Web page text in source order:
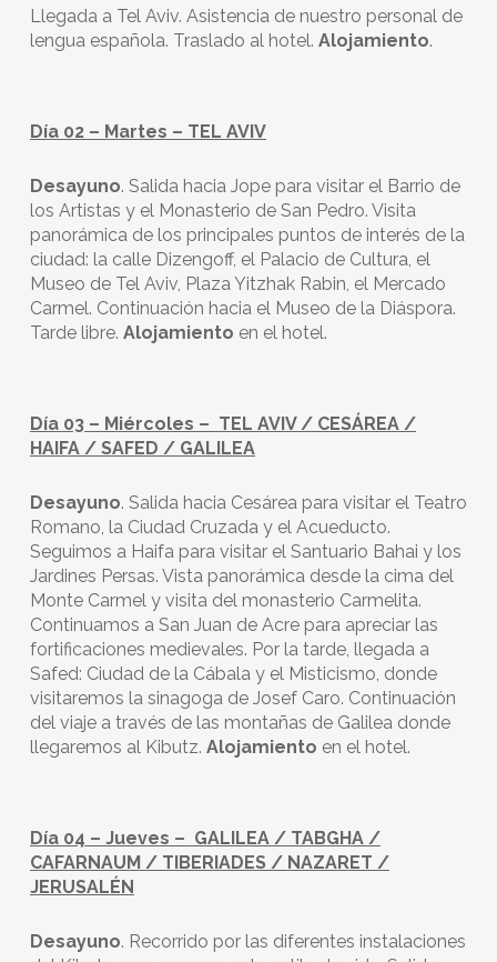
Llegada a Tel Aviv. Asistencia de nuestro personal de
lengua española. Traslado al hotel. Alojamiento.
Día 02 – Martes – TEL AVIV
Desayuno. Salida hacia Jope para visitar el Barrio de
los Artistas y el Monasterio de San Pedro. Visita
panorámica de los principales puntos de interés de la
ciudad: la calle Dizengoff, el Palacio de Cultura, el
Museo de Tel Aviv, Plaza Yitzhak Rabin, el Mercado
Carmel. Continuación hacia el Museo de la Diáspora.
Tarde libre. Alojamiento en el hotel.
Día 03 – Miércoles – TEL AVIV / CESÁREA /
HAIFA / SAFED / GALILEA
Desayuno. Salida hacia Cesárea para visitar el Teatro
Romano, la Ciudad Cruzada y el Acueducto.
Seguimos a Haifa para visitar el Santuario Bahai y los
Jardines Persas. Vista panorámica desde la cima del
Monte Carmel y visita del monasterio Carmelita.
Continuamos a San Juan de Acre para apreciar las
fortificaciones medievales. Por la tarde, llegada a
Safed: Ciudad de la Cábala y el Misticismo, donde
visitaremos la sinagoga de Josef Caro. Continuación
del viaje a través de las montañas de Galilea donde
llegaremos al Kibutz. Alojamiento en el hotel.
Día 04 – Jueves – GALILEA / TABGHA /
CAFARNAUM / TIBERIADES / NAZARET /
JERUSALÉN
Desayuno. Recorrido por las diferentes instalaciones